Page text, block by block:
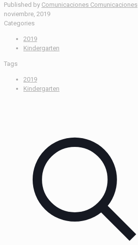
Published by Comunicaciones Comunicaciones
noviembre, 2019
Categories
2019
Kindergarten
Tags
2019
Kindergarten